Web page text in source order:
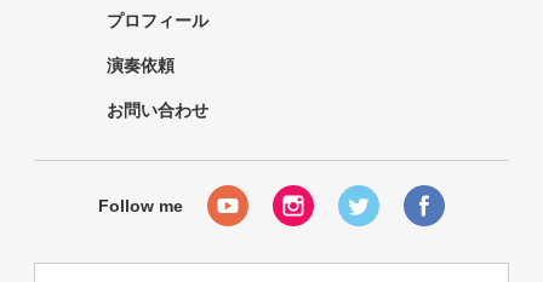
プロフィール
演奏依頼
お問い合わせ